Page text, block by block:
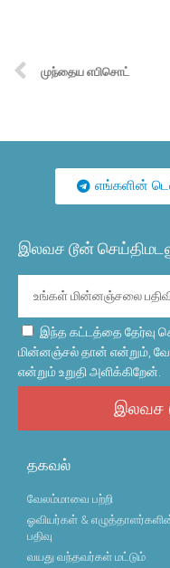
முந்தைய எபிசொட்
எங்களின்
இலவச டூன்
இந்த கட்டத்தை தேர்வு
மின்னஞ்சல் தான் என்றும்,
என்றும் உறுதி அளிக்கிறேன்.
இலவச
தகவல்
வேலம்மாவை பற்றி
ஓவியர்கள் &
பதிவு
வயது வந்தவர்கள் மட்டும்